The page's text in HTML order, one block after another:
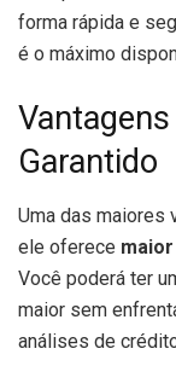
forma rápida e
é o máximo
Garantido
Uma das maiores
ele oferece
Você poderá ter
maior sem
análises de